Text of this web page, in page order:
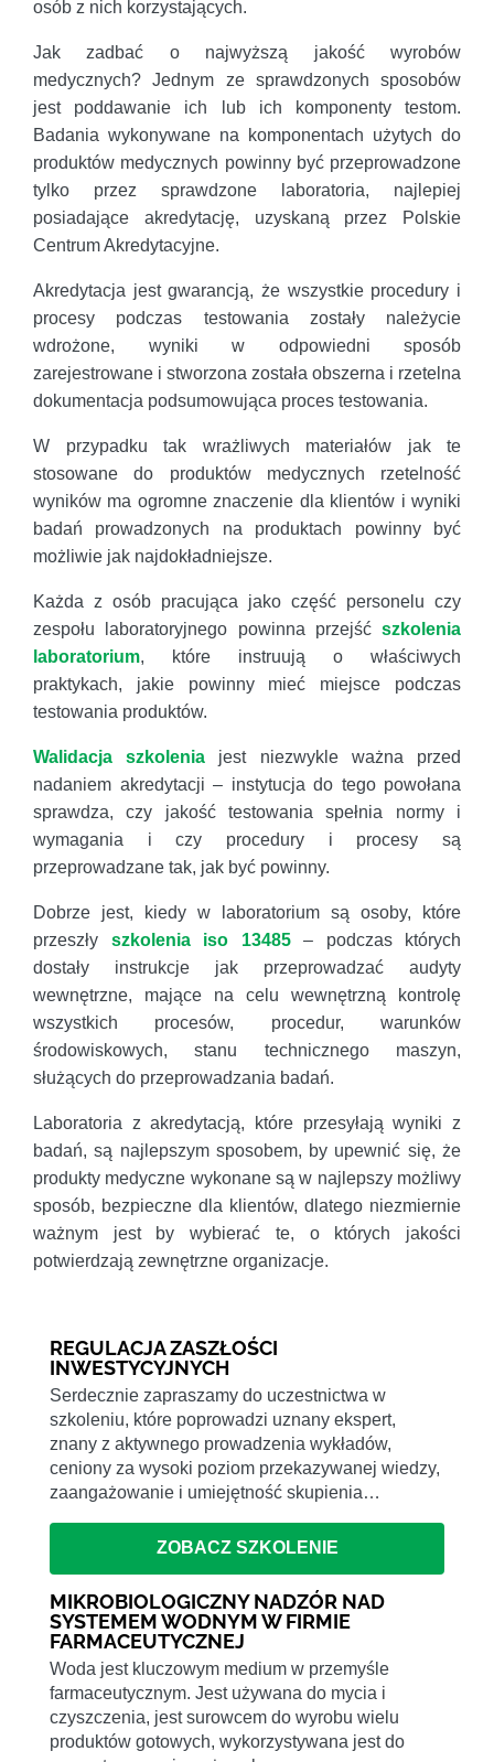
osób z nich korzystających.
Jak zadbać o najwyższą jakość wyrobów
medycznych? Jednym ze sprawdzonych sposobów
jest poddawanie ich lub ich komponenty testom.
Badania wykonywane na komponentach użytych do
produktów medycznych powinny być przeprowadzone
tylko przez sprawdzone laboratoria, najlepiej
posiadające akredytację, uzyskaną przez Polskie
Centrum Akredytacyjne.
Akredytacja jest gwarancją, że wszystkie procedury i
procesy podczas testowania zostały należycie
wdrożone, wyniki w odpowiedni sposób
zarejestrowane i stworzona została obszerna i rzetelna
dokumentacja podsumowująca proces testowania.
W przypadku tak wrażliwych materiałów jak te
stosowane do produktów medycznych rzetelność
wyników ma ogromne znaczenie dla klientów i wyniki
badań prowadzonych na produktach powinny być
możliwie jak najdokładniejsze.
Każda z osób pracująca jako część personelu czy
zespołu laboratoryjnego powinna przejść szkolenia
laboratorium, które instruują o właściwych
praktykach, jakie powinny mieć miejsce podczas
testowania produktów.
Walidacja szkolenia jest niezwykle ważna przed
nadaniem akredytacji – instytucja do tego powołana
sprawdza, czy jakość testowania spełnia normy i
wymagania i czy procedury i procesy są
przeprowadzane tak, jak być powinny.
Dobrze jest, kiedy w laboratorium są osoby, które
przeszły szkolenia iso 13485– podczas których
dostały instrukcje jak przeprowadzać audyty
wewnętrzne, mające na celu wewnętrzną kontrolę
wszystkich procesów, procedur, warunków
środowiskowych, stanu technicznego maszyn,
służących do przeprowadzania badań.
Laboratoria z akredytacją, które przesyłają wyniki z
badań, są najlepszym sposobem, by upewnić się, że
produkty medyczne wykonane są w najlepszy możliwy
sposób, bezpieczne dla klientów, dlatego niezmiernie
ważnym jest by wybierać te, o których jakości
potwierdzają zewnętrzne organizacje.
REGULACJA ZASZŁOŚCI
INWESTYCYJNYCH
Serdecznie zapraszamy do uczestnictwa w
szkoleniu, które poprowadzi uznany ekspert,
znany z aktywnego prowadzenia wykładów,
ceniony za wysoki poziom przekazywanej wiedzy,
zaangażowanie i umiejętność skupienia…
ZOBACZ SZKOLENIE
MIKROBIOLOGICZNY NADZÓR NAD
SYSTEMEM WODNYM W FIRMIE
FARMACEUTYCZNEJ
Woda jest kluczowym medium w przemyśle
farmaceutycznym. Jest używana do mycia i
czyszczenia, jest surowcem do wyrobu wielu
produktów gotowych, wykorzystywana jest do